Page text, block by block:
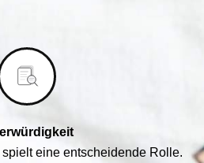
eine entscheidende Rolle.